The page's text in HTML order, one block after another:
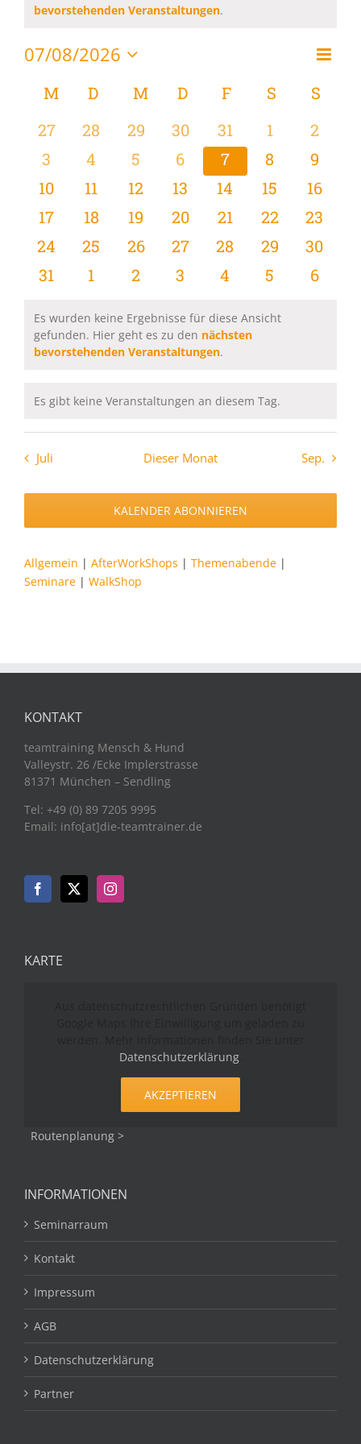
bevorstehenden Veranstaltungen.
Monat
07/08/2026
wählen.
Kalender
von
Veranstaltungen
MMONTAG
D DIENSTAG
MMITTWOCH
D DONNERSTAG
F FREITAG
S SAMSTAG
S
0
Veranstaltungen
27
0
Veranstaltungen
28
0
Veranstaltungen
29
0
Veranstaltungen
30
0
Veranstaltungen
31
0
1
0
2
0
Veranstaltungen
3
0
Veranstaltungen
4
0
Veranstaltungen
5
0
Veranstaltungen
6
0
Veranstaltungen
7
0
8
0
9
0
Veranstaltungen
10
0
Veranstaltungen
11
0
Veranstaltungen
12
0
Veranstaltungen
13
0
Veranstaltungen
14
0
15
0
16
0
Veranstaltungen
17
0
Veranstaltungen
18
0
Veranstaltungen
19
0
Veranstaltungen
20
0
Veranstaltungen
21
0
22
0
23
0
Veranstaltungen
24
0
Veranstaltungen
25
0
Veranstaltungen
26
0
Veranstaltungen
27
0
Veranstaltungen
28
0
29
0
30
0
31
0
1
0
2
0
3
0
4
0
5
0
6
Hinweis
Es wurden keine Ergebnisse für diese Ansicht
gefunden. Hier geht es zu den nächsten
bevorstehenden Veranstaltungen.
Hinweis
Es gibt keine Veranstaltungen an diesem Tag.
Juli Dieser Monat Sep.
KALENDER ABONNIEREN
Allgemein | AfterWorkShops | Themenabende |
Seminare | WalkShop
KONTAKT
teamtraining Mensch & Hund
Valleystr. 26 /Ecke Implerstrasse
81371 München – Sendling
Tel: +49 (0) 89 7205 9995
Email: info[at]die-teamtrainer.de
KARTE
Datenschutzerklärung.
AKZEPTIEREN
Routenplanung >
INFORMATIONEN
Seminarraum
Kontakt
Impressum
AGB
Datenschutzerklärung
Partner